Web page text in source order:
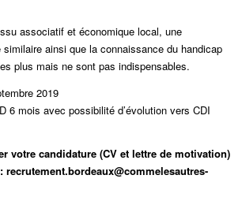
associatif et économique local, une
ainsi que la connaissance du handicap
plus mais ne sont pas indispensables.
2019
6 mois avec possibilité d’évolution vers CDI
votre candidature (CV et lettre de motivation)
recrutement.bordeaux@commelesautres-